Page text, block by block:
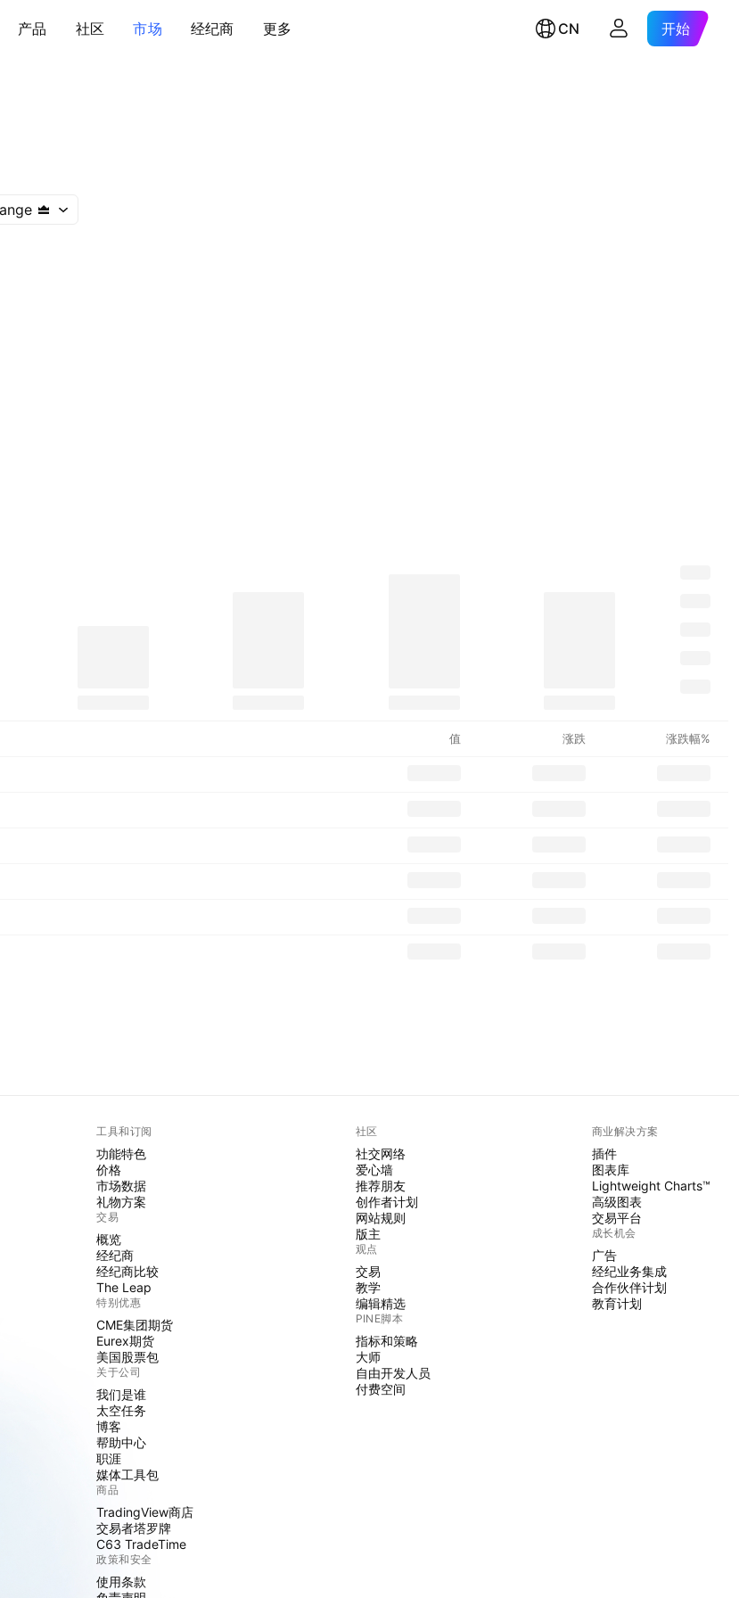
产品 社区 市场 经纪商 更多 CN 开始
值 涨跌 涨跌幅%
工具和订阅
功能特色
价格
市场数据
礼物方案
交易
概览
经纪商
经纪商比较
The Leap
特别优惠
CME集团期货
Eurex期货
美国股票包
关于公司
我们是谁
太空任务
博客
帮助中心
职涯
媒体工具包
商品
TradingView商店
交易者塔罗牌
C63 TradeTime
政策和安全
使用条款
社区
社交网络
爱心墙
推荐朋友
创作者计划
网站规则
版主
观点
交易
教学
编辑精选
PINE脚本
指标和策略
大师
自由开发人员
付费空间
商业解决方案
插件
图表库
Lightweight Charts™
高级图表
交易平台
成长机会
广告
经纪业务集成
合作伙伴计划
教育计划